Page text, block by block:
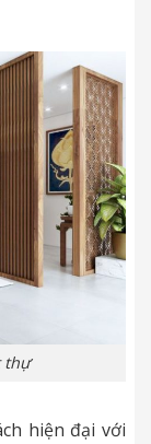
thự
hiện đại với